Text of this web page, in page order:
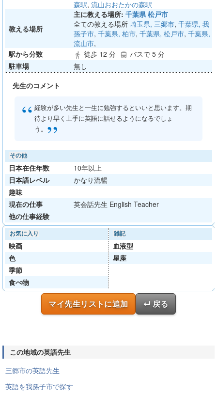
森駅, 流山おおたかの森駅
教える場所
主に教える場所: 千葉県 松戸市
全ての教える場所 埼玉県, 三郷市, 千葉県, 我
孫子市, 千葉県, 柏市, 千葉県, 松戸市, 千葉県,
流山市,
駅から分数
directions_walk 徒歩 12 分 directions_bus バスで 5 分
駐車場
無し
先生のコメント
“ 経験が多い先生と一生に勉強するといいと思います。期
待より早く上手に英語に話せるようになるでしょ
う。 ”
その他
日本在住年数
10年以上
日本語レベル
かなり流暢
趣味
現在の仕事
英会話先生 English Teacher
他の仕事経験
お気に入り
映画
色
季節
食べ物
雑記
血液型
星座
マイ先生リストに追加 ↵ 戻る
この地域の英語先生
三郷市の英語先生
英語を我孫子市で探す